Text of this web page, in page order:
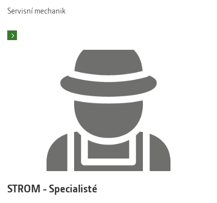
Servisní mechanik
STROM - Specialisté